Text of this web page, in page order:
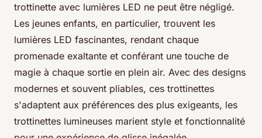
trottinette avec lumières LED ne peut être négligé.
Les jeunes enfants, en particulier, trouvent les
lumières LED fascinantes, rendant chaque
promenade exaltante et conférant une touche de
magie à chaque sortie en plein air. Avec des designs
modernes et souvent pliables, ces trottinettes
s'adaptent aux préférences des plus exigeants, les
trottinettes lumineuses marient style et fonctionnalité